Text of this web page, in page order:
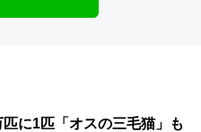
匹に1匹「オスの三毛猫」も